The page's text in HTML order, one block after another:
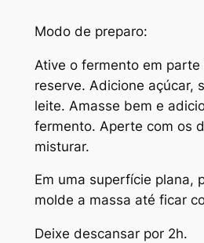
Modo de preparo:
Ative o fermento em
reserve. Adicione açúcar,
leite. Amasse bem e
fermento. Aperte com os
misturar.
Em uma superfície plana,
molde a massa até ficar
Deixe descansar por 2h.